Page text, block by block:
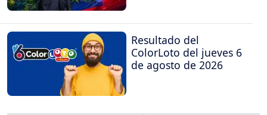
Resultado del
ColorLoto del jueves 6
de agosto de 2026